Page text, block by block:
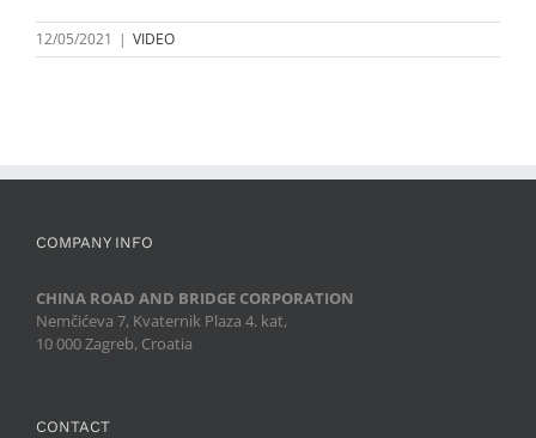
12/05/2021 | VIDEO
COMPANY INFO
CHINA ROAD AND BRIDGE CORPORATION
Nemčićeva 7, Kvaternik Plaza 4. kat,
10 000 Zagreb, Croatia
CONTACT